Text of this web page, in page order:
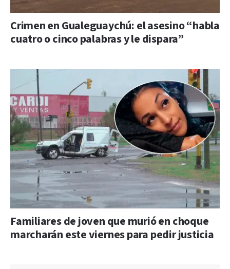
Crimen en Gualeguaychú: el asesino “habla
cuatro o cinco palabras y le dispara”
Familiares de joven que murió en choque
marcharán este viernes para pedir justicia